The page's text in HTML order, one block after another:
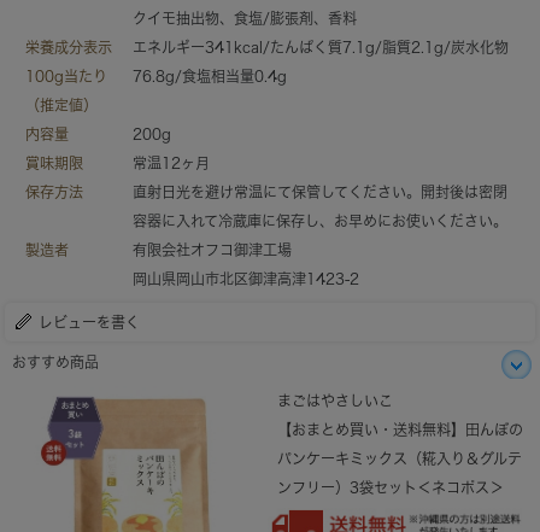
クイモ抽出物、食塩/膨張剤、香料
栄養成分表示
100g当たり
（推定値）
エネルギー341kcal/たんぱく質7.1g/脂質2.1g/炭水化物
76.8g/食塩相当量0.4g
内容量
200g
賞味期限
常温12ヶ月
保存方法
直射日光を避け常温にて保管してください。開封後は密閉
容器に入れて冷蔵庫に保存し、お早めにお使いください。
製造者
有限会社オフコ御津工場
岡山県岡山市北区御津高津1423-2
レビューを書く
おすすめ商品
まごはやさしいこ
【おまとめ買い・送料無料】田んぼの
パンケーキミックス（糀入り＆グルテ
ンフリー）3袋セット＜ネコポス＞